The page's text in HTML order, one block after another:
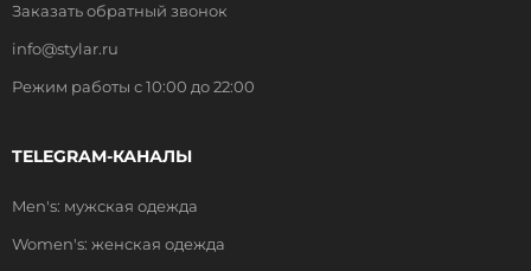
Заказать обратный звонок
info@stylar.ru
Режим работы с 10:00 до 22:00
TELEGRAM-КАНАЛЫ
Men's: мужская одежда
Women's: женская одежда